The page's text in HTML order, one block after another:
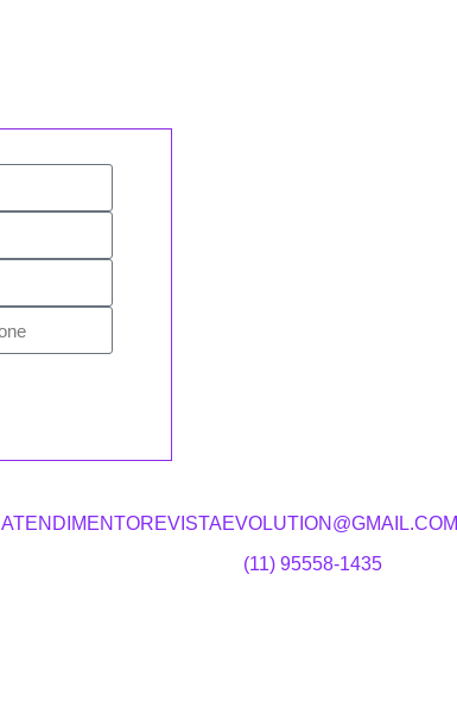
ATENDIMENTOREVISTAEVOLUTION@GMAIL.COM
(11) 95558-1435